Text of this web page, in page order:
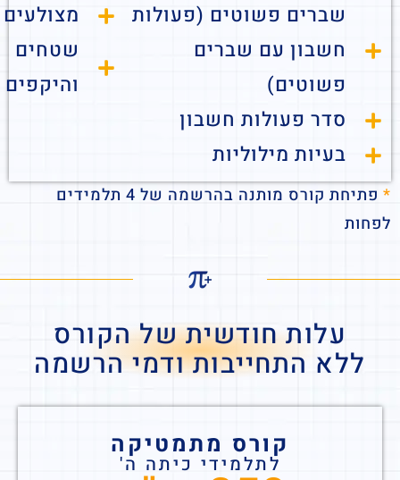
שברים פשוטים (פעולות
חשבון עם שברים
פשוטים)
סדר פעולות חשבון
בעיות מילוליות
מצולעים
שטחים
והיקפים
*
פתיחת קורס מותנה בהרשמה של 4 תלמידים
לפחות
עלות חודשית של הקורס
ללא התחייבות ודמי הרשמה
קורס מתמטיקה
לתלמידי כיתה ה'